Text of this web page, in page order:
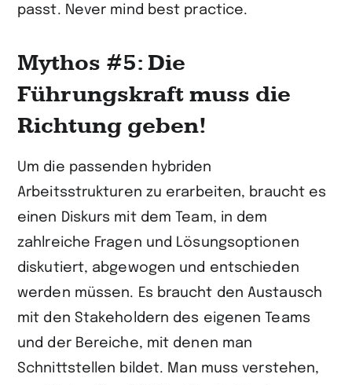
passt. Never mind best practice.
Mythos #5: Die
Führungskraft muss die
Richtung geben!
Um die passenden hybriden
Arbeitsstrukturen zu erarbeiten, braucht es
einen Diskurs mit dem Team, in dem
zahlreiche Fragen und Lösungsoptionen
diskutiert, abgewogen und entschieden
werden müssen. Es braucht den Austausch
mit den Stakeholdern des eigenen Teams
und der Bereiche, mit denen man
Schnittstellen bildet. Man muss verstehen,